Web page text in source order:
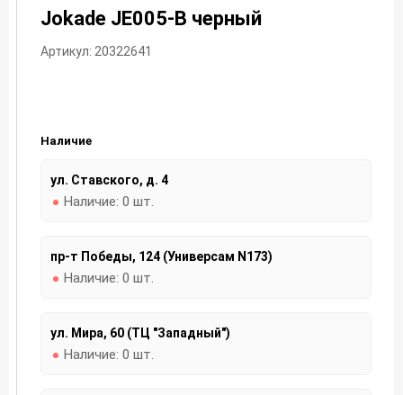
Jokade JE005-B черный
Артикул: 20322641
Наличие
ул. Ставского, д. 4
Наличие: 0 шт.
пр-т Победы, 124 (Универсам N173)
Наличие: 0 шт.
ул. Мира, 60 (ТЦ "Западный")
Наличие: 0 шт.